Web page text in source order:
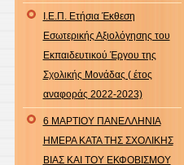
Ι.Ε.Π. Ετήσια Έκθεση
Εσωτερικής Αξιολόγησης του
Εκπαιδευτικού Έργου της
Σχολικής Μονάδας ( έτος
αναφοράς 2022-2023)
6 ΜΑΡΤΙΟΥ ΠΑΝΕΛΛΗΝΙΑ
ΗΜΕΡΑ ΚΑΤΑ ΤΗΣ ΣΧΟΛΙΚΗΣ
ΒΙΑΣ ΚΑΙ ΤΟΥ ΕΚΦΟΒΙΣΜΟΥ